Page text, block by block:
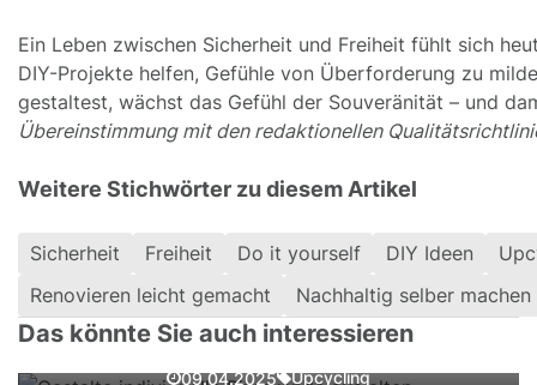
Ein Leben zwischen Sicherheit und Freiheit fühlt sich
DIY-Projekte helfen, Gefühle von Überforderung zu
gestaltest, wächst das Gefühl der Souveränität – und
Übereinstimmung mit den redaktionellen
Weitere Stichwörter zu diesem Artikel
Sicherheit Freiheit Do it yourself DIY Ideen
Renovieren leicht gemacht
Nachhaltig selber machen
Das könnte Sie auch interessieren
Gestalte individuelle Pinnwände aus
alten Fensterrahmen
09.04.2025 Upcycling
Kaffee in der Küche: Herzhafte Rezepte